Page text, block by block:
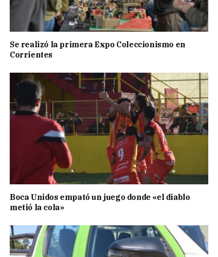
Se realizó la primera Expo Coleccionismo en
Corrientes
Boca Unidos empató un juego donde «el diablo
metió la cola»